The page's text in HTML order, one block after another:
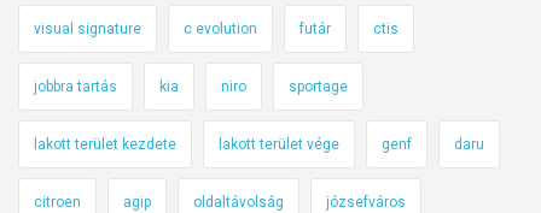
visual signature c evolution futár ctis
jobbra tartás kia niro sportage
lakott terület kezdete lakott terület vége genf daru
citroen agip oldaltávolság józsefváros